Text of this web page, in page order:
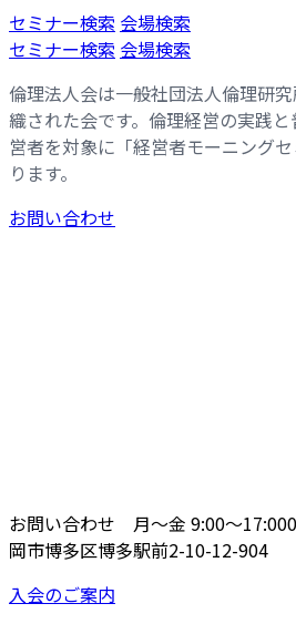
コ
ン
ン
ツ
へ
ス
キ
ッ
ナ
ビ
ー
シ
ョ
ン
に
移
セミナー検索 会場検索
セミナー検索 会場検索
倫理法人会は一般社団法人倫理研
織された会です。倫理経営の実践
営者を対象に「経営者モーニング
ります。
お問い合わせ
お問い合わせ 月〜金 9:00〜17:00
岡市博多区博多駅前2-10-12-904
入会のご案内